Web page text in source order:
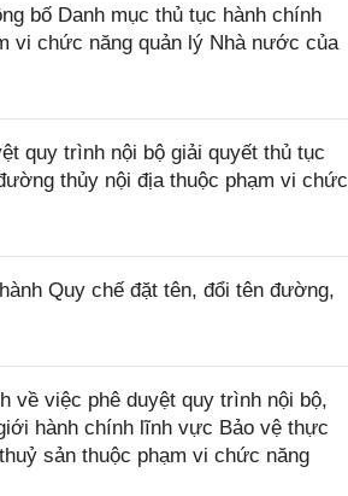
bố Danh mục thủ tục hành chính
vi chức năng quản lý Nhà nước của
quy trình nội bộ giải quyết thủ tục
thủy nội địa thuộc phạm vi chức
Quy chế đặt tên, đổi tên đường,
về việc phê duyệt quy trình nội bộ,
hành chính lĩnh vực Bảo vệ thực
sản thuộc phạm vi chức năng